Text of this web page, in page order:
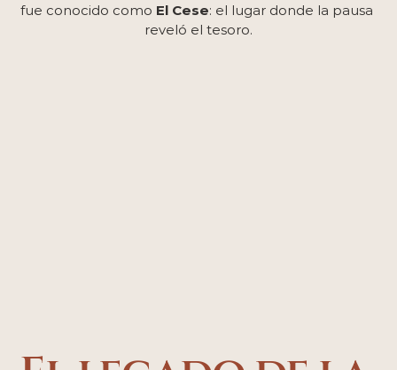
fue conocido como El Cese: el lugar donde la pausa
reveló el tesoro.